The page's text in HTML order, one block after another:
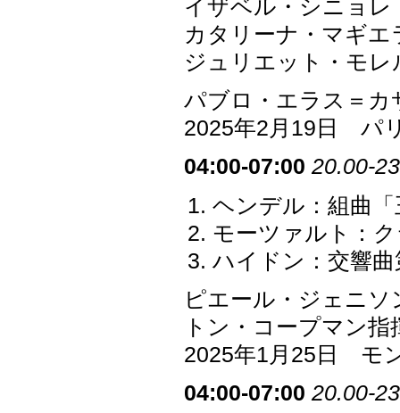
イザベル・シニョ
カタリーナ・マギ
ジュリエット・モ
パブロ・エラス＝カ
2025年2月19日 パ
04:00-07:00 20.00-
ヘンデル：組曲
モーツァルト：
ハイドン：交響
ピエール・ジェニ
トン・コープマン
2025年1月25日 モ
04:00-07:00 20.00-